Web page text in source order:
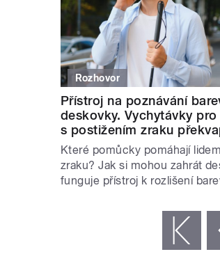
Rozhovor
Přístroj na poznávání
deskovky. Vychytávky pro
s postižením zraku
Které pomůcky pomáhají
zraku? Jak si mohou zahrát
funguje přístroj k rozlišení
‹ předchozí